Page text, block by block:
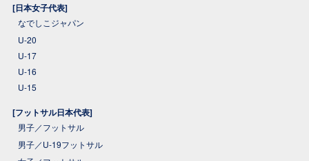
[日本女子代表]
なでしこジャパン
U-20
U-17
U-16
U-15
[フットサル日本代表]
男子／フットサル
男子／U-19フットサル